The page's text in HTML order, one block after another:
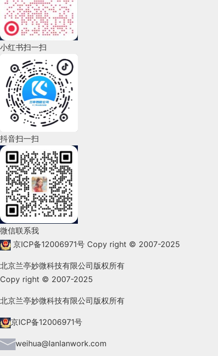
2022年10月(51)
2022年9月(135)
2022年8月(60)
2022年7月(111)
2022年6月(162)
2022年5月(143)
2022年4月(86)
2022年3月(119)
2022年2月(53)
2022年1月(99)
2021年12月(105)
2021年9月(153)
2021年8月(147)
2021年7月(149)
2021年6月(157)
小红书扫一扫
抖音扫一扫
微信联系我
京ICP备12006971号 Copy right © 2007-2025
北京兰亭妙微科技有限公司版权所有
Copy right © 2007-2025
北京兰亭妙微科技有限公司版权所有
京ICP备12006971号
weihua@lanlanwork.com